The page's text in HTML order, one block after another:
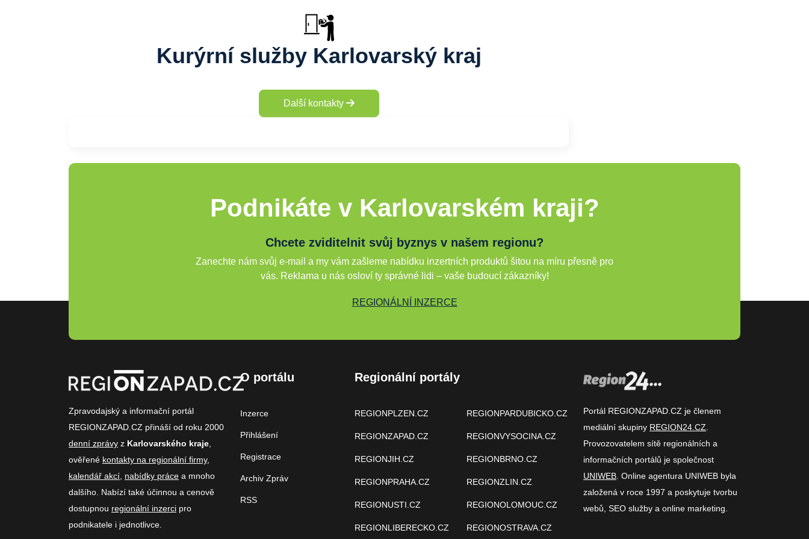
Kurýrní služby Karlovarský kraj
Další kontakty
Podnikáte v Karlovarském kraji?
Chcete zviditelnit svůj byznys v našem regionu?
Zanechte nám svůj e-mail a my vám zašleme nabídku inzertních produktů šitou na míru přesně pro
vás. Reklama u nás osloví ty správné lidi – vaše budoucí zákazníky!
REGIONÁLNÍ INZERCE
Zpravodajský a informační portál
REGIONZAPAD.CZ přináší od roku 2000
denní zprávy z Karlovarského kraje
ověřené kontakty na regionální firmy,
kalendář akcí nabídky práce a mnoho
dalšího. Nabízí také účinnou a cenově
dostupnou regionální inzerci pro
podnikatele i jednotlivce.
O portálu
Inzerce
Přihlášení
Registrace
Archiv Zpráv
RSS
Regionální portály
REGIONPLZEN.CZ
REGIONZAPAD.CZ
REGIONJIH.CZ
REGIONPRAHA.CZ
REGIONUSTI.CZ
REGIONLIBERECKO.CZ
REGIONPARDUBICKO.CZ
REGIONVYSOCINA.CZ
REGIONBRNO.CZ
REGIONZLIN.CZ
REGIONOLOMOUC.CZ
REGIONOSTRAVA.CZ
Portál REGIONZAPAD.CZ je členem
mediální skupiny REGION24.CZ
Provozovatelem sítě regionálních a
informačních portálů je společnost
UNIWEB . Online agentura UNIWEB byla
založená v roce 1997 a poskytuje tvorbu
webů, SEO služby a online marketing.